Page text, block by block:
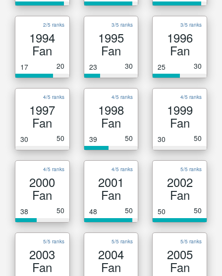
2/5 ranks
1994
Fan
17 20
3/5 ranks
1995
Fan
23 30
3/5 ranks
1996
Fan
25 30
4/5 ranks
1997
Fan
30 50
4/5 ranks
1998
Fan
39 50
4/5 ranks
1999
Fan
30 50
4/5 ranks
2000
Fan
38 50
4/5 ranks
2001
Fan
48 50
5/5 ranks
2002
Fan
50 50
5/5 ranks
2003
Fan
5/5 ranks
2004
Fan
5/5 ranks
2005
Fan